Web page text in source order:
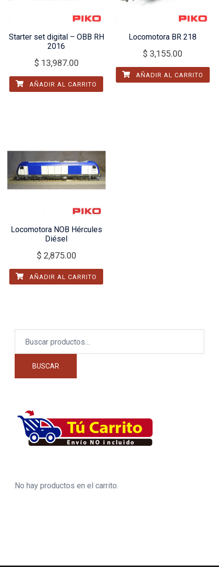
Starter set digital – OBB RH
2016
$ 13,987.00
AÑADIR AL CARRITO
Locomotora BR 218
$ 3,155.00
AÑADIR AL CARRITO
Locomotora NOB Hércules
Diésel
$ 2,875.00
AÑADIR AL CARRITO
BUSCAR
No hay productos en el carrito.